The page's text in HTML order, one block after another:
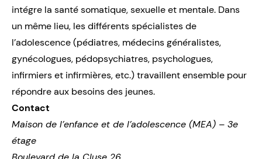
intégre la santé somatique, sexuelle et mentale. Dans
un même lieu, les différents spécialistes de
l’adolescence (pédiatres, médecins généralistes,
gynécologues, pédopsychiatres, psychologues,
infirmiers et infirmières, etc.) travaillent ensemble pour
répondre aux besoins des jeunes.
Contact
Maison de l’enfance et de l’adolescence (MEA) – 3e
étage